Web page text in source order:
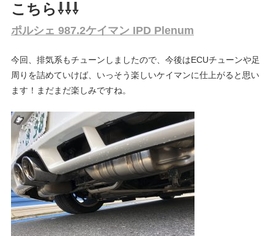
グ
こちら⇩⇩⇩
ポルシェ 987.2ケイマン IPD Plenum
今回、排気系もチューンしましたので、今後はECUチューンや足
周りを詰めていけば、いっそう楽しいケイマンに仕上がると思い
ます！まだまだ楽しみですね。